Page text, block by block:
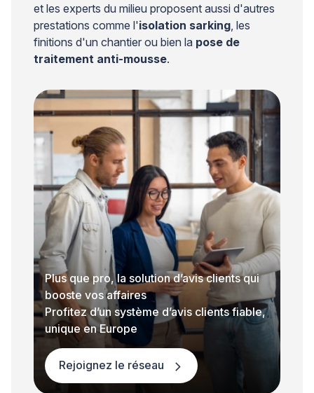
et les experts du milieu proposent aussi d'autres
prestations comme l'isolation sarking , les
finitions d'un chantier ou bien la pose de
traitement anti-mousse.
Plus que pro, la solution d’avis clients qui
booste vos affaires
Profitez d’un système d’avis clients fiable,
unique en Europe
Rejoignez le réseau